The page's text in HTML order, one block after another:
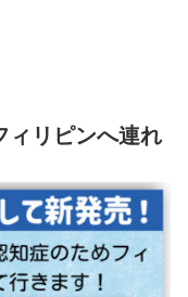
ィリピンへ連れ